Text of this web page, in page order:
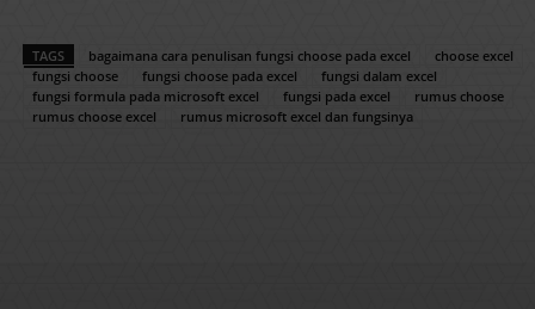
TAGS bagaimana cara penulisan fungsi choose pada excel
choose excel
fungsi choose
fungsi choose pada excel
fungsi dalam excel
fungsi formula pada microsoft excel
fungsi pada excel
rumus choose
rumus choose excel
rumus microsoft excel dan fungsinya